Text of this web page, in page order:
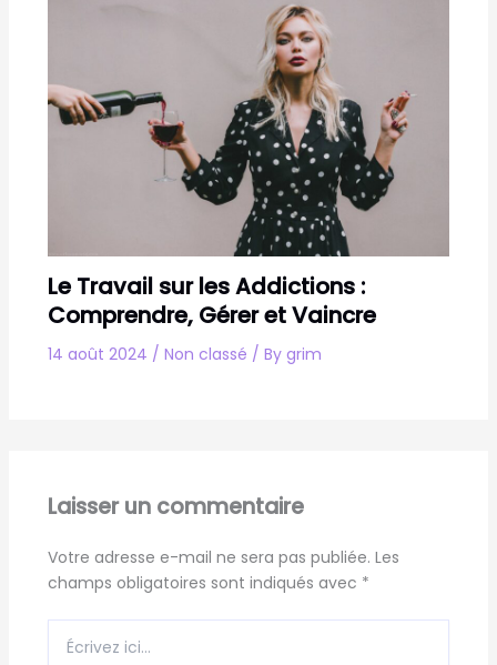
Le Travail sur les Addictions :
Comprendre, Gérer et Vaincre
14 août 2024 / Non classé / By grim
Laisser un commentaire
Votre adresse e-mail ne sera pas publiée. Les
champs obligatoires sont indiqués avec *
ici…